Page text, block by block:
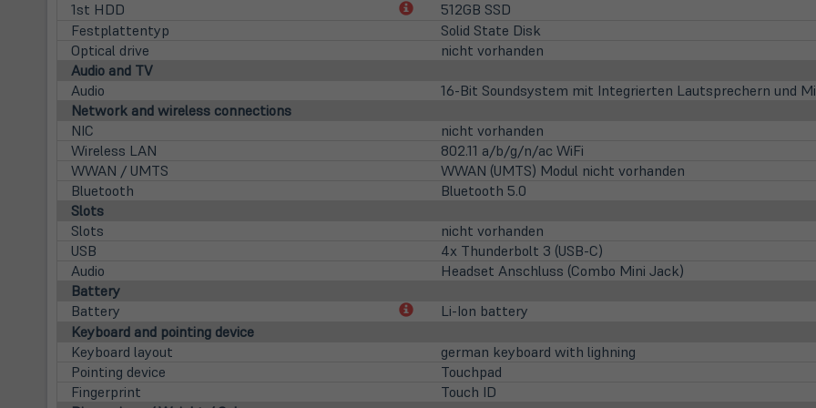
1st HDD
(öffnet
neuem
512GB SSD
Festplattentyp
Solid State Disk
Optical drive
nicht vorhanden
Audio and TV
Audio
16-Bit Soundsystem mit Integrierten Lautsprechern und
Network and wireless connections
NIC
nicht vorhanden
Wireless LAN
802.11 a/b/g/n/ac WiFi
WWAN / UMTS
WWAN (UMTS) Modul nicht vorhanden
Bluetooth
Bluetooth 5.0
Slots
Slots
nicht vorhanden
USB
4x Thunderbolt 3 (USB-C)
Audio
Headset Anschluss (Combo Mini Jack)
Battery
Battery
(öffnet
neuem
Li-Ion battery
Keyboard and pointing device
Keyboard layout
german keyboard with lighning
Pointing device
Touchpad
Fingerprint
Touch ID